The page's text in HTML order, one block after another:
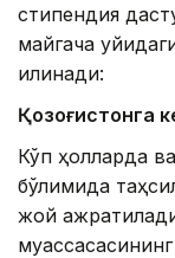
стипендия
майгача
қилинади:
Қозоғистонга
Кўп ҳолларда
бўлимида
жой